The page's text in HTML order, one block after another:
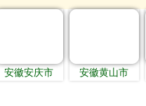
安徽安庆市 安徽黄山市